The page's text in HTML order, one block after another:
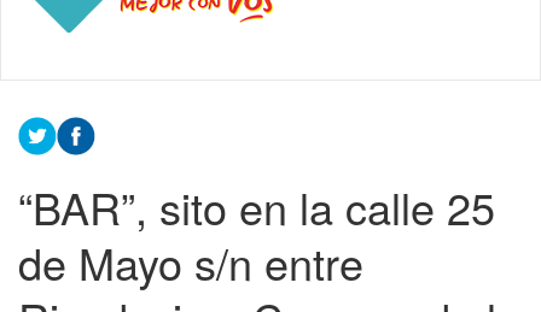
Contenido
principal
“BAR”, sito en la calle 25
de Mayo s/n entre